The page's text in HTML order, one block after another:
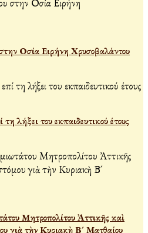
Οσία Ειρήνη Χρυσοβαλάντου
λήξει του εκπαιδευτικού έτους
Μητροπολίτου Ἀττικῆς καὶ
γιὰ τὴν Κυριακὴ Β´ Ματθαίου